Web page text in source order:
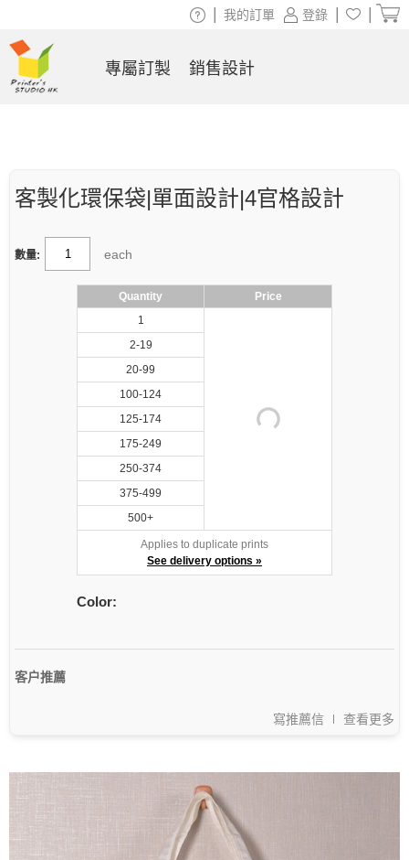
客製化環保袋|單面設計|4官格設計
數量: each
Quantity
Price
1
2-19
20-99
100-124
125-174
175-249
250-374
375-499
500+
Applies to duplicate prints
See delivery options »
Color:
客户推薦
寫推薦信 查看更多
登錄
我的訂單
專屬訂製 銷售設計